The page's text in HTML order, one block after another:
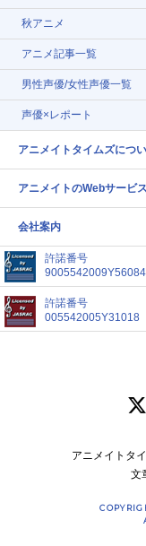
秋アニメ
アニメ記事一覧
男性声優/女性声優一覧
声優×レポート
アニメイトタイムズにつ
アニメイトのWebサービス
会社案内
許諾番号
9005542009Y56084
許諾番号
005542005Y31018
アニメイトタ
文